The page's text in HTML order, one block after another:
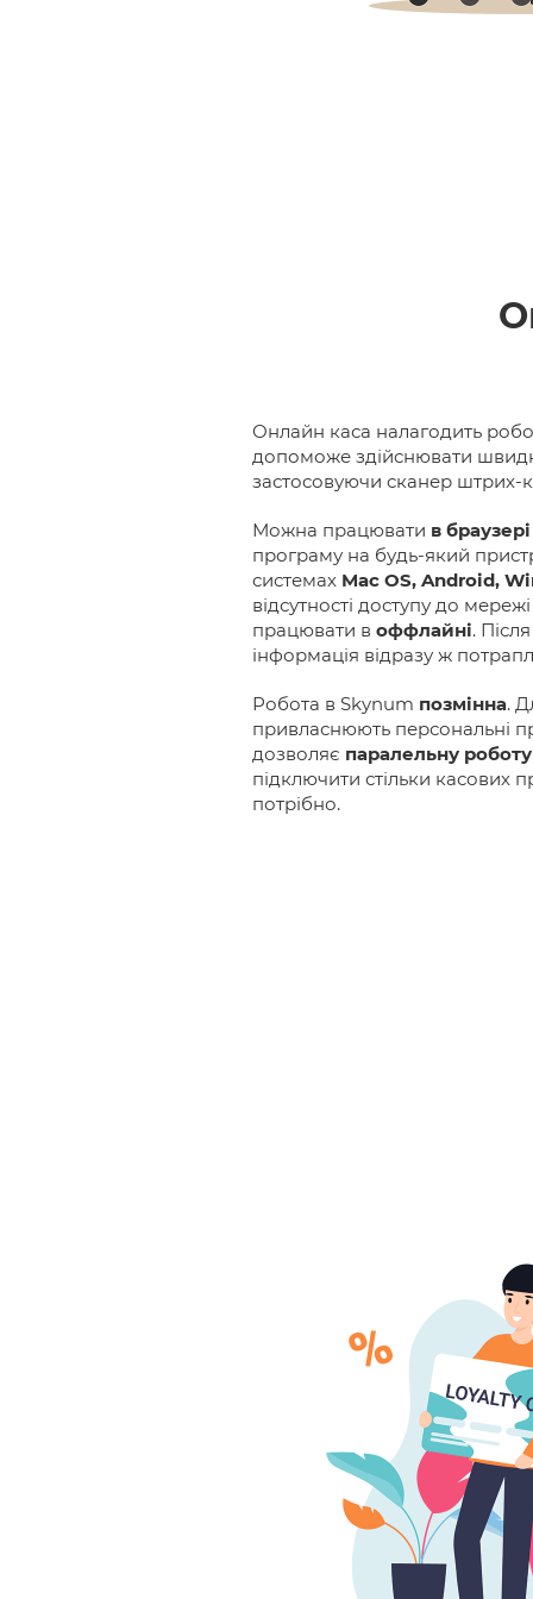
Онлайн каса налагодить
допоможе здійснювати
застосовуючи сканер штрих-
Можна працювати в браузері
програму на будь-який
системах Mac OS, Android,
відсутності доступу до
працювати в оффлайні.
інформація відразу ж
Робота в Skynum позмінна.
привласнюють персональні
дозволяє паралельну роботу
підключити стільки касових
потрібно.